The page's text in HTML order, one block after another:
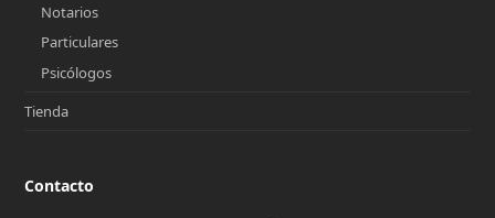
Notarios
Particulares
Psicólogos
Tienda
Contacto